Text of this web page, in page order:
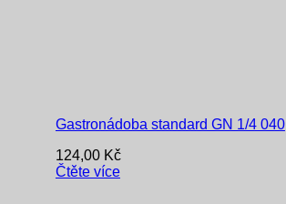
Gastronádoba standard GN 1/4 040
124,00 Kč
Čtěte více